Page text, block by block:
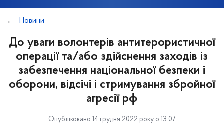
Новини
До уваги волонтерів антитерористичної
операції та/або здійснення заходів із
забезпечення національної безпеки і
оборони, відсічі і стримування збройної
агресії рф
Опубліковано 14 грудня 2022 року о 13:07